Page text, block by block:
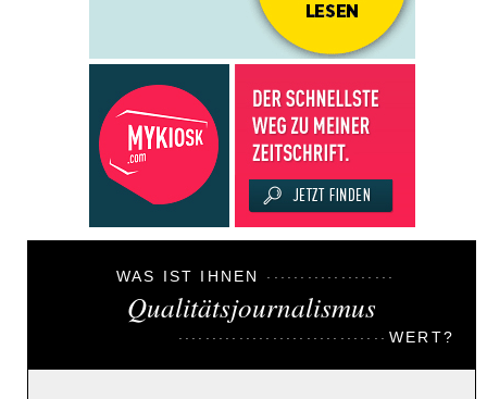
WAS IST IHNEN
Qualitätsjournalismus
WERT?